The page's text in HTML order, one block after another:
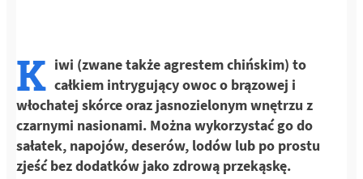
K iwi (zwane także agrestem chińskim) to
całkiem intrygujący owoc o brązowej i
włochatej skórce oraz jasnozielonym wnętrzu z
czarnymi nasionami. Można wykorzystać go do
sałatek, napojów, deserów, lodów lub po prostu
zjeść bez dodatków jako zdrową przekąskę.